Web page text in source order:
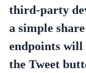
third-party
a simple
endpoints will
the Tweet